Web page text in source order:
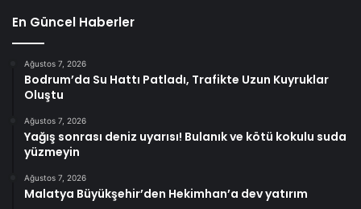
En Güncel Haberler
Ağustos 7, 2026
Bodrum’da Su Hattı Patladı, Trafikte Uzun Kuyruklar
Oluştu
Ağustos 7, 2026
Yağış sonrası deniz uyarısı! Bulanık ve kötü kokulu suda
yüzmeyin
Ağustos 7, 2026
Malatya Büyükşehir’den Hekimhan’a dev yatırım